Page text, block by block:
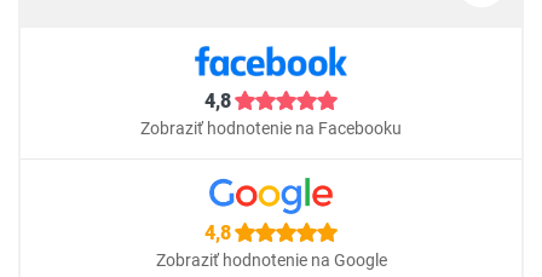
4,8
Zobraziť hodnotenie na Facebooku
4,8
Zobraziť hodnotenie na Google